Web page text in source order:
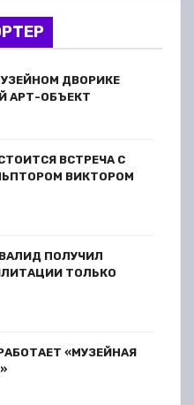
ДВОРИКЕ
АРТ-ОБЪЕКТ
ВСТРЕЧА С
ВИКТОРОМ
ПОЛУЧИЛ
ТОЛЬКО
«МУЗЕЙНАЯ